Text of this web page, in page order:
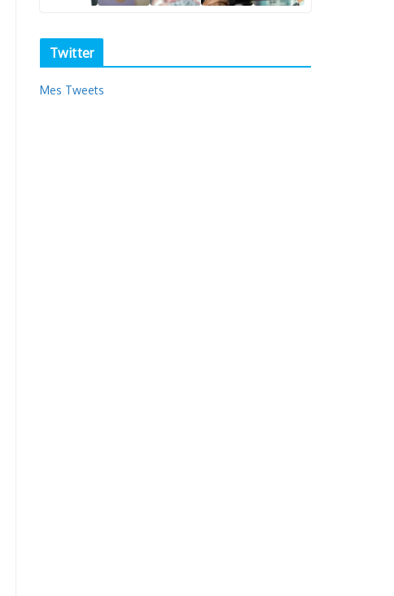
Twitter
Mes Tweets